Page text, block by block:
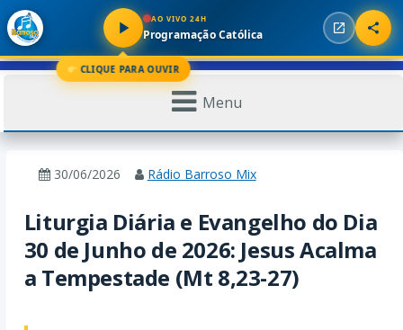
CLIQUE PARA OUVIR
AO VIVO 24H
Programação Católica
Menu
30/06/2026 Rádio Barroso Mix
Liturgia Diária e Evangelho do Dia
30 de Junho de 2026: Jesus Acalma
a Tempestade (Mt 8,23-27)